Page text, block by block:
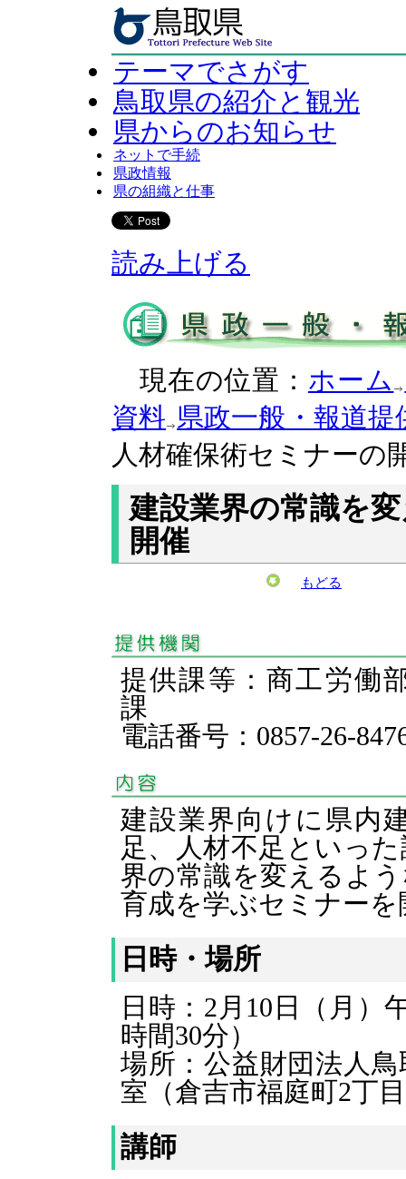
テーマでさがす
鳥取県の紹介と観光
県からのお知らせ
ネットで手続
県政情報
県の組織と仕事
読み上げる
現在の位置： ホーム
資料 県政一般・報道提
人材確保術セミナーの
建設業界の常識を
開催
もどる
提供課等：商工労働
課
電話番号：0857-26-
建設業界向けに県内
足、人材不足といっ
界の常識を変えるよ
育成を学ぶセミナー
日時・場所
日時：2月10日（月）
時間30分）
場所：公益財団法人
室（倉吉市福庭町2丁
講師